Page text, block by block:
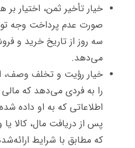
خیار تأخیر ثمن، اختیار بر
صورت عدم پرداخت وجه
سه روز از تاریخ خرید و
می‌دهد.
خیار رؤیت و تخلف وصف،
را به فردی می‌دهد که
اطلاعاتی که به او داده
پس از دریافت مال، کالا
که مطابق با شرایط